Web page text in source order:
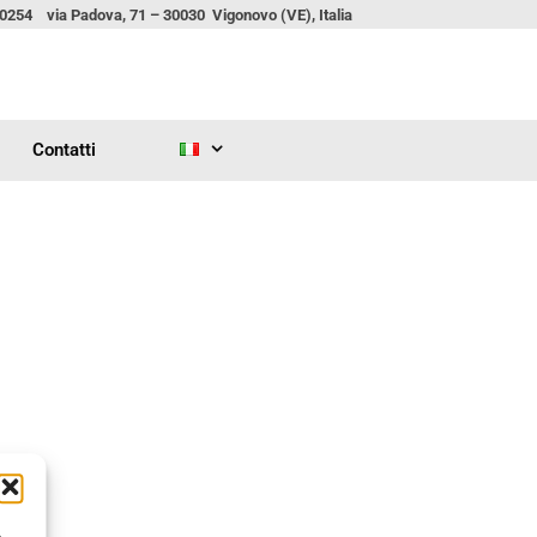
via Padova, 71 – 30030 Vigonovo (VE), Italia
Contatti